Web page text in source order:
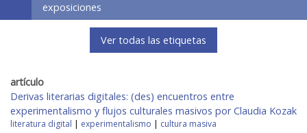
exposiciones
Ver todas las etiquetas
artículo
Derivas literarias digitales: (des) encuentros entre
experimentalismo y flujos culturales masivos por Claudia Kozak
literatura digital | experimentalismo | cultura masiva